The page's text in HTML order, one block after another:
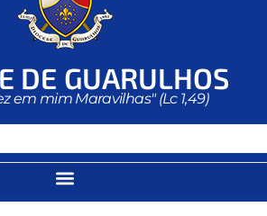
DE GUARULHOS
em mim Maravilhas" (Lc 1,49)